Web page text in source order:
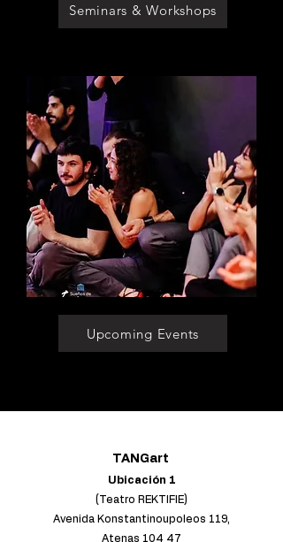
Seminars & Workshops
Upcoming Events
TANGart
Ubicación 1
(Teatro REKTIFIE)
Avenida Konstantinoupoleos 119,
Atenas 104 47